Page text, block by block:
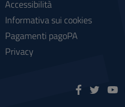
Accessibilità
Informativa sui cookies
Pagamenti pagoPA
Privacy